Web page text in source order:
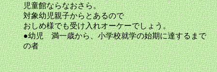
児童館ならなおさら。
対象幼児親子からとあるので
おしめ様でも受け入れオーケーでしょう。
●幼児 満一歳から、小学校就学の始期に達するまで
の者